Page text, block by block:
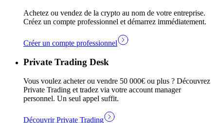
Achetez ou vendez de la crypto au nom de votre entreprise.
Créez un compte professionnel et démarrez immédiatement.
Créer un compte professionnel
Private Trading Desk
Vous voulez acheter ou vendre 50 000€ ou plus ? Découvrez
Private Trading et tradez via votre account manager
personnel. Un seul appel suffit.
Découvrir Private Trading